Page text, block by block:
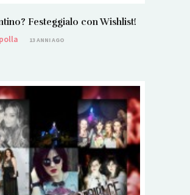
Festeggialo con Wishlist!
13 ANNI AGO